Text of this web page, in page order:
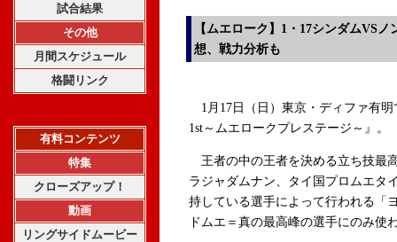
試合結果
その他
月間スケジュール
格闘リンク
有料コンテンツ
特集
クローズアップ！
動画
リングサイドムービー
【ムエローク】1・17シンダムVS
想、戦力分析も
1月17日（日）東京・ディファ有
1st～ムエロークプレステージ～』。
王者の中の王者を決める立ち技最
ラジャダムナン、タイ国プロムエタ
持している選手によって行われる「
ドムエ＝真の最高峰の選手にのみ使